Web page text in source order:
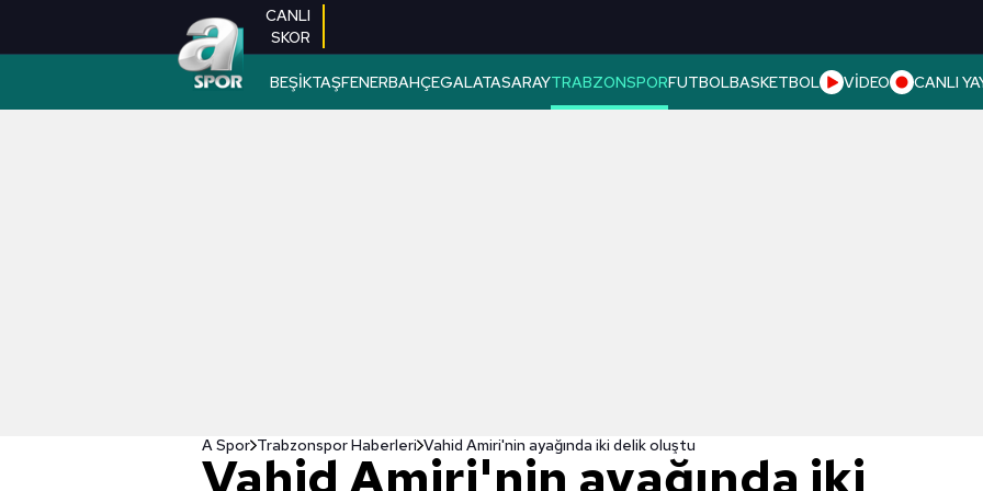
CANLI
SKOR
BEŞİKTAŞFENERBAHÇEGALATASARAYTRABZONSPORFUTBOLBASKETBOL VİDEO CANLI
A Spor Trabzonspor Haberleri Vahid Amiri'nin ayağında iki delik oluştu
Vahid Amiri'nin ayağında iki